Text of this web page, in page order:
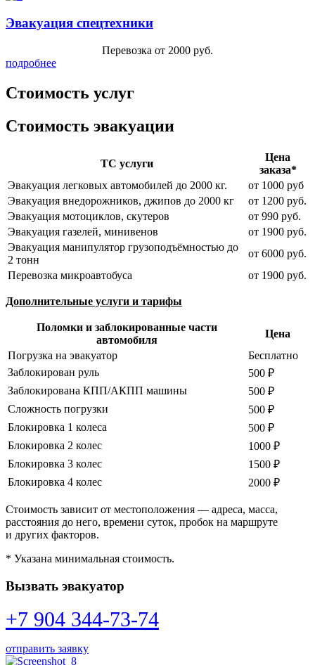
Эвакуация спецтехники
Перевозка от 2000 руб.
подробнее
Стоимость услуг
Стоимость эвакуации
ТС услуги
Цена
заказа*
Эвакуация легковых автомобилей до 2000 кг.
от 1000 руб
Эвакуация внедорожников, джипов до 2000 кг
от 1200 руб.
Эвакуация мотоциклов, скутеров
от 990 руб.
Эвакуация газелей, минивенов
от 1900 руб.
Эвакуация манипулятор грузоподъёмностью до
2 тонн
от 6000 руб.
Перевозка микроавтобуса
от 1900 руб.
Дополнительные услуги и тарифы
Поломки и заблокированные части
автомобиля
Цена
Погрузка на эвакуатор
Бесплатно
Заблокирован руль
500 ₽
Заблокирована КПП/АКПП машины
500 ₽
Сложность погрузки
500 ₽
Блокировка 1 колеса
500 ₽
Блокировка 2 колес
1000 ₽
Блокировка 3 колес
1500 ₽
Блокировка 4 колес
2000 ₽
Стоимость зависит от местоположения — адреса, масса,
расстояния до него, времени суток, пробок на маршруте
и других факторов.
* Указана минимальная стоимость.
Вызвать эвакуатор
+7 904 344-73-74
отправить заявку